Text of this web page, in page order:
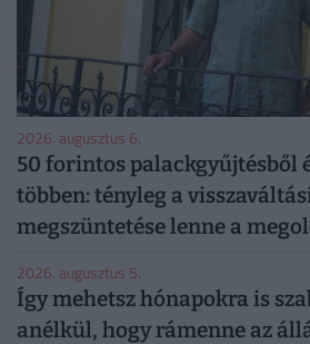
2026. augusztus 6.
50 forintos palackgyűjtésből
többen: tényleg a
megszüntetése lenne a
2026. augusztus 5.
Így mehetsz hónapokra is
anélkül, hogy rámenne az